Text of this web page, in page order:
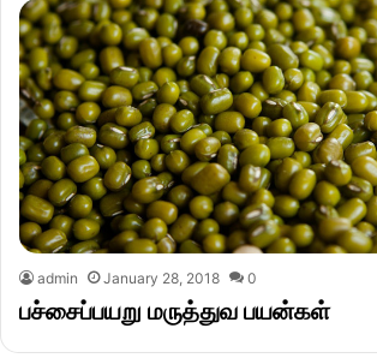
admin January 28, 2018 0
பச்சைப்பயறு மருத்துவ பயன்கள்